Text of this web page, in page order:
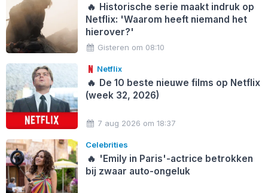
🔥 Historische serie maakt indruk op
Netflix: 'Waarom heeft niemand het
hierover?'
Gisteren om 08:10
Netflix
🔥 De 10 beste nieuwe films op Netflix
(week 32, 2026)
7 aug 2026 om 18:37
Celebrities
🔥 'Emily in Paris'-actrice betrokken
bij zwaar auto-ongeluk